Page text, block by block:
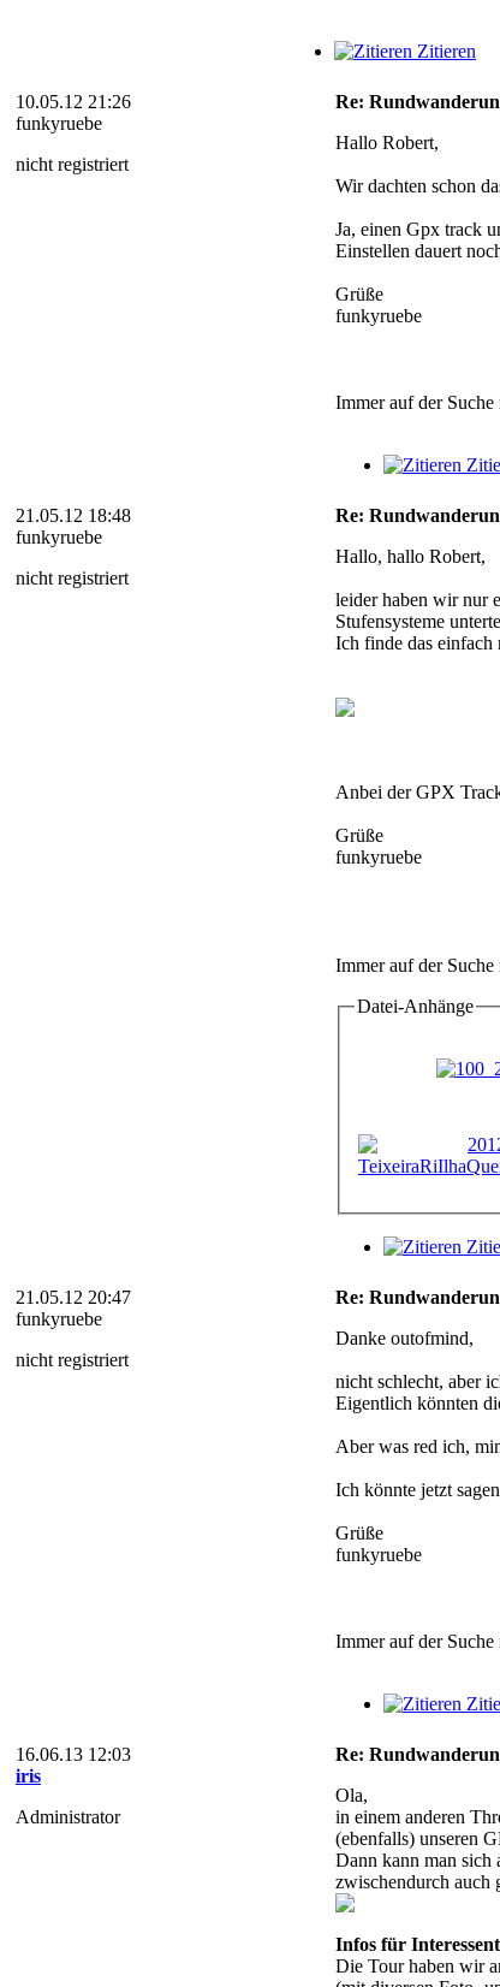
Zitieren
10.05.12 21:26
funkyruebe
nicht registriert
Re:
Hallo Robert,
Wir dachten schon
Ja, einen Gpx track
Einstellen dauert
Grüße
funkyruebe
Immer auf der
21.05.12 18:48
funkyruebe
nicht registriert
Re:
Hallo, hallo Robert,
leider haben wir nur
Stufensysteme
Ich finde das einfach
Anbei der GPX
Grüße
funkyruebe
Immer auf der
Datei-Anhänge
21.05.12 20:47
funkyruebe
nicht registriert
Re:
Danke outofmind,
nicht schlecht, aber
Eigentlich könnten
Aber was red ich,
Ich könnte jetzt
Grüße
funkyruebe
Immer auf der
16.06.13 12:03
iris
Administrator
Re:
Ola,
in einem anderen
(ebenfalls) unseren
Dann kann man sich
zwischendurch auch
Infos für
Die Tour haben wir